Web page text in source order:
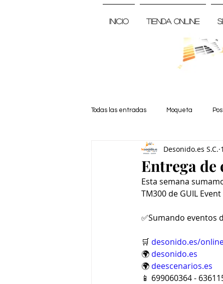
Inicio Tienda Online
Todas las entradas Moqueta
Entrega de
Desonido.es S.C.
Esta semana
TM300 de GUIL
✅Sumando eventos
🛒 desonido.es/
🌍 desonido.es
🌍 deescenarios.es
📱 699060364 -